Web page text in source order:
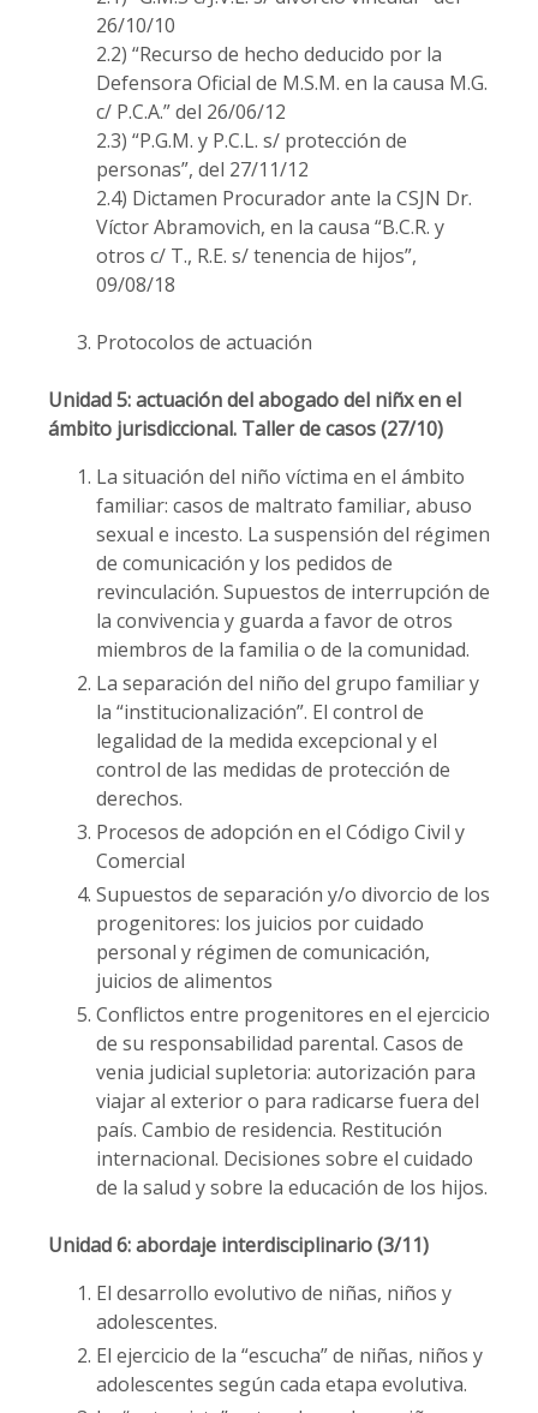
26/10/10
2.2) “Recurso de hecho deducido por la
Defensora Oficial de M.S.M. en la causa M.G.
c/ P.C.A.” del 26/06/12
2.3) “P.G.M. y P.C.L. s/ protección de
personas”, del 27/11/12
2.4) Dictamen Procurador ante la CSJN Dr.
Víctor Abramovich, en la causa “B.C.R. y
otros c/ T., R.E. s/ tenencia de hijos”,
09/08/18
Protocolos de actuación
Unidad 5: actuación del abogado del niñx en el
ámbito jurisdiccional. Tallerde casos (27/10)
La situación del niño víctima en el ámbito
familiar: casos de maltrato familiar, abuso
sexual e incesto. La suspensión del régimen
de comunicación y los pedidos de
revinculación. Supuestos de interrupción de
la convivencia y guarda a favor de otros
miembros de la familia o de la comunidad.
La separación del niño del grupo familiar y
la “institucionalización”. El control de
legalidad de la medida excepcional y el
control de las medidas de protección de
derechos.
Procesos de adopción en el Código Civil y
Comercial
Supuestos de separación y/o divorcio de los
progenitores: los juicios por cuidado
personal y régimen de comunicación,
juicios de alimentos
Conflictos entre progenitores en el ejercicio
de su responsabilidad parental. Casos de
venia judicial supletoria: autorización para
viajar al exterior o para radicarse fuera del
país. Cambio de residencia. Restitución
internacional. Decisiones sobre el cuidado
de la salud y sobre la educación de los hijos.
Unidad 6: abordaje interdisciplinario (3/11)
El desarrollo evolutivo de niñas, niños y
adolescentes.
El ejercicio de la “escucha” de niñas, niños y
adolescentes según cada etapa evolutiva.